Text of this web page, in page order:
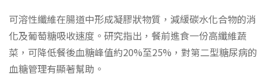
可溶性纖維在腸道中形成凝膠狀物質，減緩碳水化合物的消
化及葡萄糖吸收速度。研究指出，餐前進食一份高纖維蔬
菜，可降低餐後血糖峰值約20%至25%，對第二型糖尿病的
血糖管理有顯著幫助。